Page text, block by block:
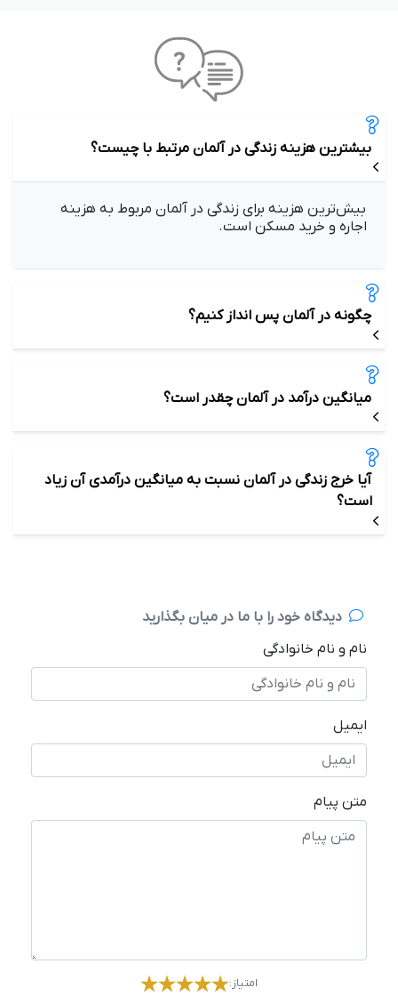
بیشترین هزینه زندگی در آلمان مرتبط با چیست؟
بیش‌ترین هزینه برای زندگی در آلمان مربوط به هزینه
اجاره و خرید مسکن است.
چگونه در آلمان پس انداز کنیم؟
میانگین درآمد در آلمان چقدر است؟
آیا خرج زندگی در آلمان نسبت به میانگین درآمدی آن زیاد
است؟
دیدگاه خود را با ما در میان بگذارید
نام و نام خانوادگی
ایمیل
متن پیام
امتیاز: